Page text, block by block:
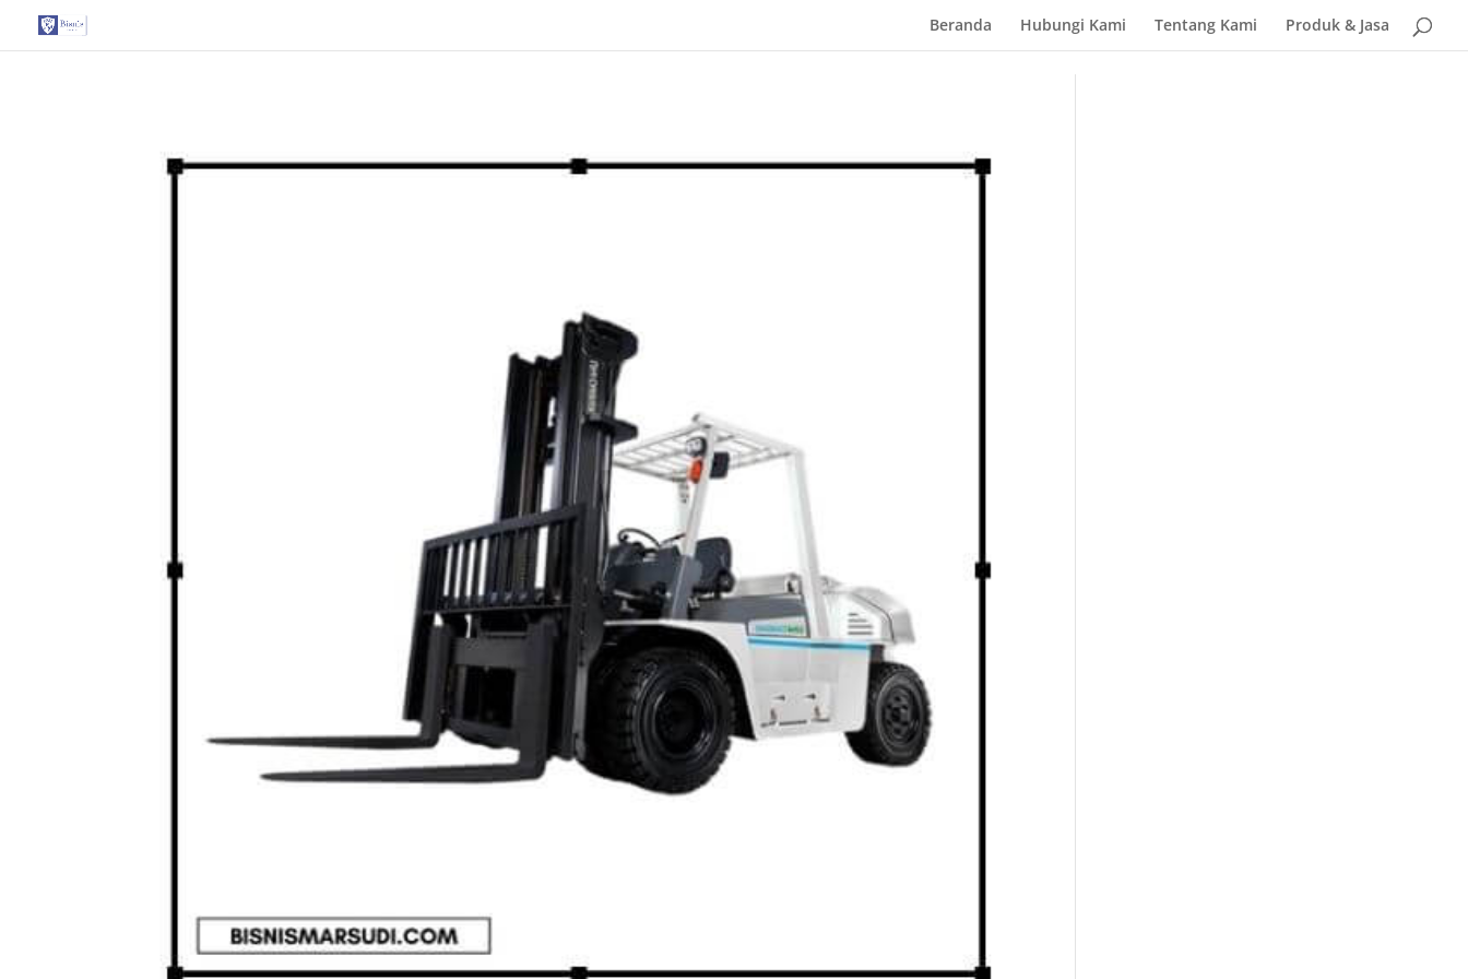
G-T3YPBRZG5Y
Beranda Hubungi Kami Tentang Kami Produk & Jasa